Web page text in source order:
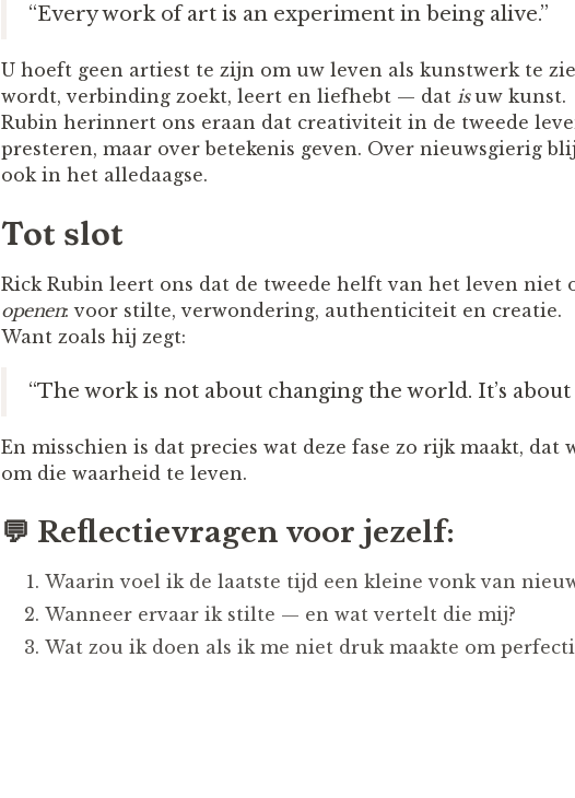
“Every work of art is an experiment in being alive.”
U hoeft geen artiest te zijn om uw leven als kunstwerk te
wordt, verbinding zoekt, leert en liefhebt — dat isuw kunst.
Rubin herinnert ons eraan dat creativiteit in de tweede
presteren, maar over betekenis geven. Over nieuwsgierig
ook in het alledaagse.
Tot slot
Rick Rubin leert ons dat de tweede helft van het leven niet
openen: voor stilte, verwondering, authenticiteit en creatie.
Want zoals hij zegt:
“The work is not about changing the world. It’s
En misschien is dat precies wat deze fase zo rijk maakt,
om die waarheid te leven.
💬 Reflectievragen voor jezelf:
Waarin voel ik de laatste tijd een kleine vonk van
Wanneer ervaar ik stilte — en wat vertelt die mij?
Wat zou ik doen als ik me niet druk maakte om